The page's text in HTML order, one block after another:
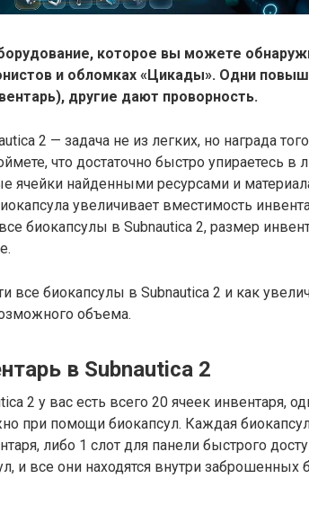
которое вы можете
и обломках «Цикады». Одни
другие дают проворность.
2 — задача не из легких, но награда
что достаточно быстро упираетесь в
ячейки найденными ресурсами и
увеличивает вместимость
биокапсулы в Subnautica 2, размер
биокапсулы в Subnautica 2 и как
объема.
в Subnautica 2
2 у вас есть всего 20 ячеек инвентаря,
при помощи биокапсул. Каждая
либо 1 слот для панели быстрого
и все они находятся внутри заброшенных